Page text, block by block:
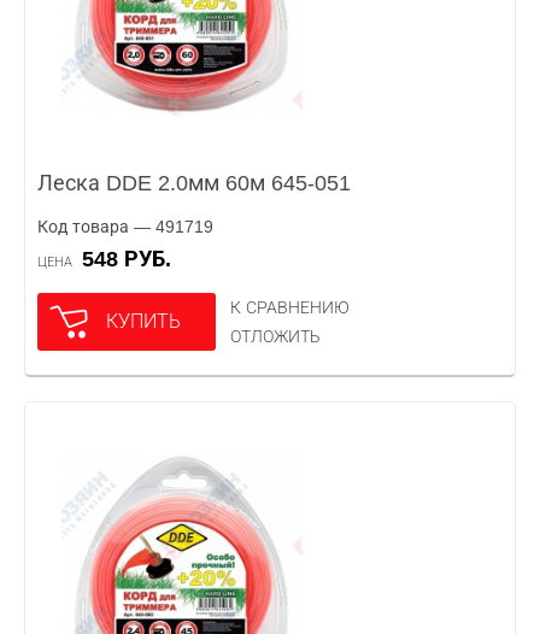
Леска DDE 2.0мм 60м 645-051
Код товара — 491719
ЦЕНА 548 РУБ.
КУПИТЬ
К СРАВНЕНИЮ
ОТЛОЖИТЬ